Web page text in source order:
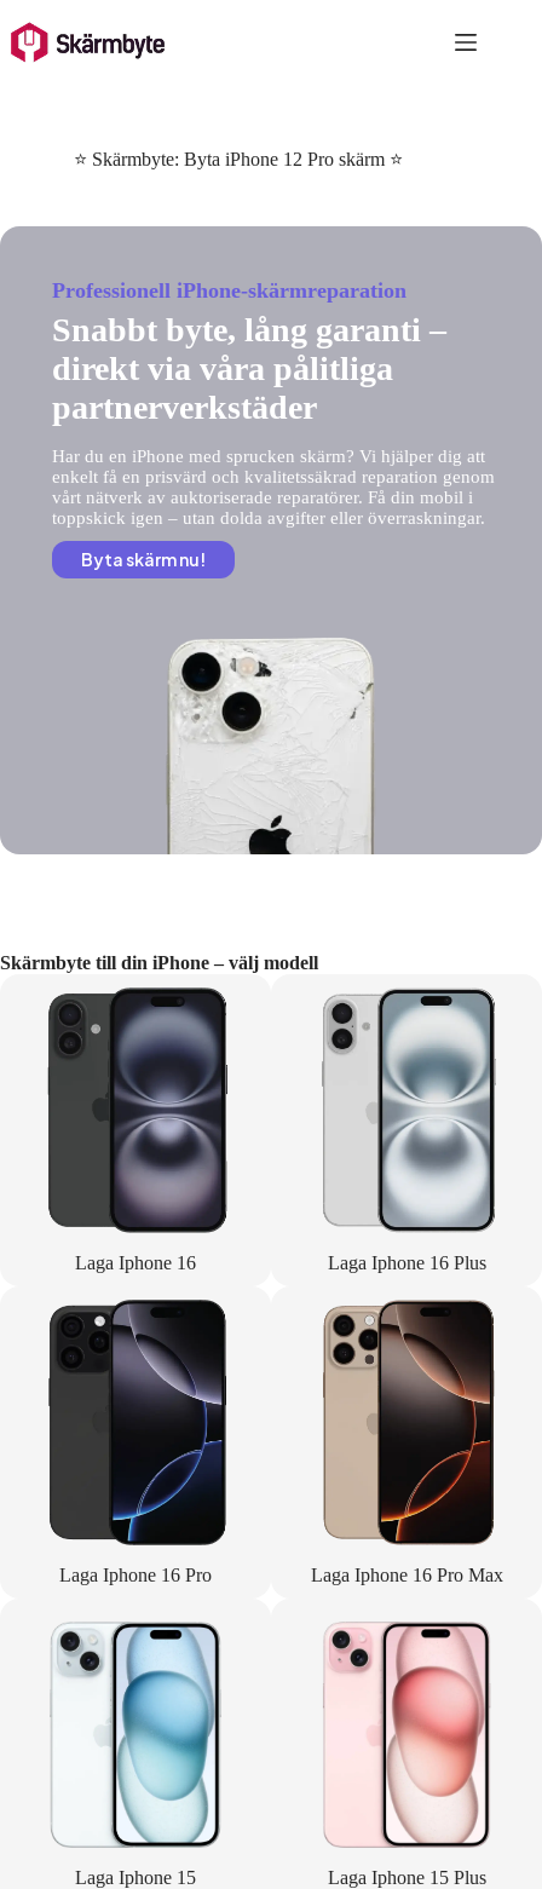
to
content
⭐ Skärmbyte: Byta iPhone 12 Pro skärm ⭐
Professionell iPhone-skärmreparation
Snabbt byte, lång garanti –
direkt via våra pålitliga
partnerverkstäder
Har du en iPhone med sprucken skärm? Vi hjälper dig att
enkelt få en prisvärd och kvalitetssäkrad reparation genom
vårt nätverk av auktoriserade reparatörer. Få din mobil i
toppskick igen – utan dolda avgifter eller överraskningar.
Byta skärm nu!
Skärmbyte till din iPhone – välj modell
Laga Iphone 16 Laga Iphone 16 Plus
Laga Iphone 16 Pro Laga Iphone 16 Pro Max
Laga Iphone 15 Laga Iphone 15 Plus